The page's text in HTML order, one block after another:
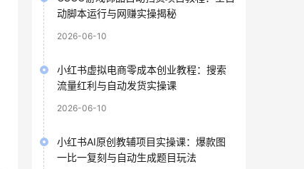
动脚本运行与网赚实操揭秘
2026-06-10
小红书虚拟电商零成本创业教程：搜索
流量红利与自动发货实操课
2026-06-10
小红书AI原创教辅项目实操课：爆款图
一比一复刻与自动生成题目玩法